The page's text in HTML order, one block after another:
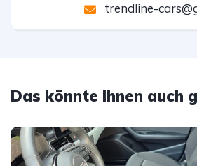
trendline-
Das könnte Ihnen auch